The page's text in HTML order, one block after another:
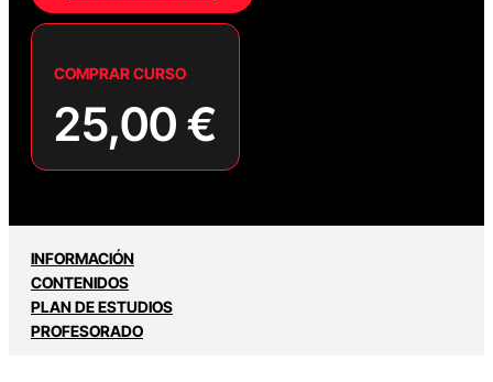
COMPRAR CURSO
25,00€
INFORMACIÓN
CONTENIDOS
PLAN DE ESTUDIOS
PROFESORADO